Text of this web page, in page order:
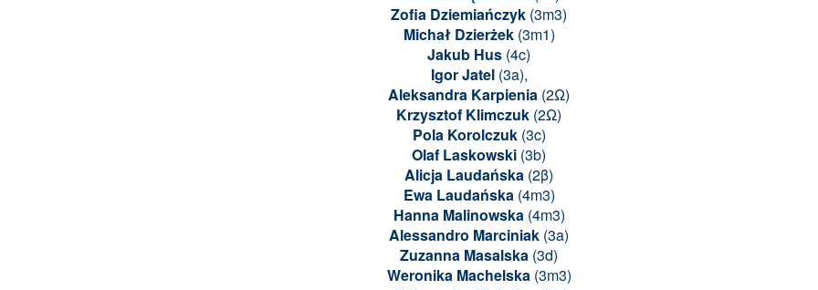
Zofia Dziemiańczyk (3m3)
Michał Dzierżek(3m1)
Jakub Hus (4c)
Igor Jatel(3a),
Aleksandra Karpienia (2Ω)
Krzysztof Klimczuk (2Ω)
Pola Korolczuk(3c)
Olaf Laskowski (3b)
Alicja Laudańska (2β)
Ewa Laudańska(4m3)
Hanna Malinowska(4m3)
Alessandro Marciniak (3a)
Zuzanna Masalska (3d)
Weronika Machelska(3m3)